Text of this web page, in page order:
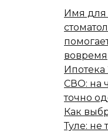
Имя для
вовремя
Ипотека
СВО: на
точно
Как
Туле: не